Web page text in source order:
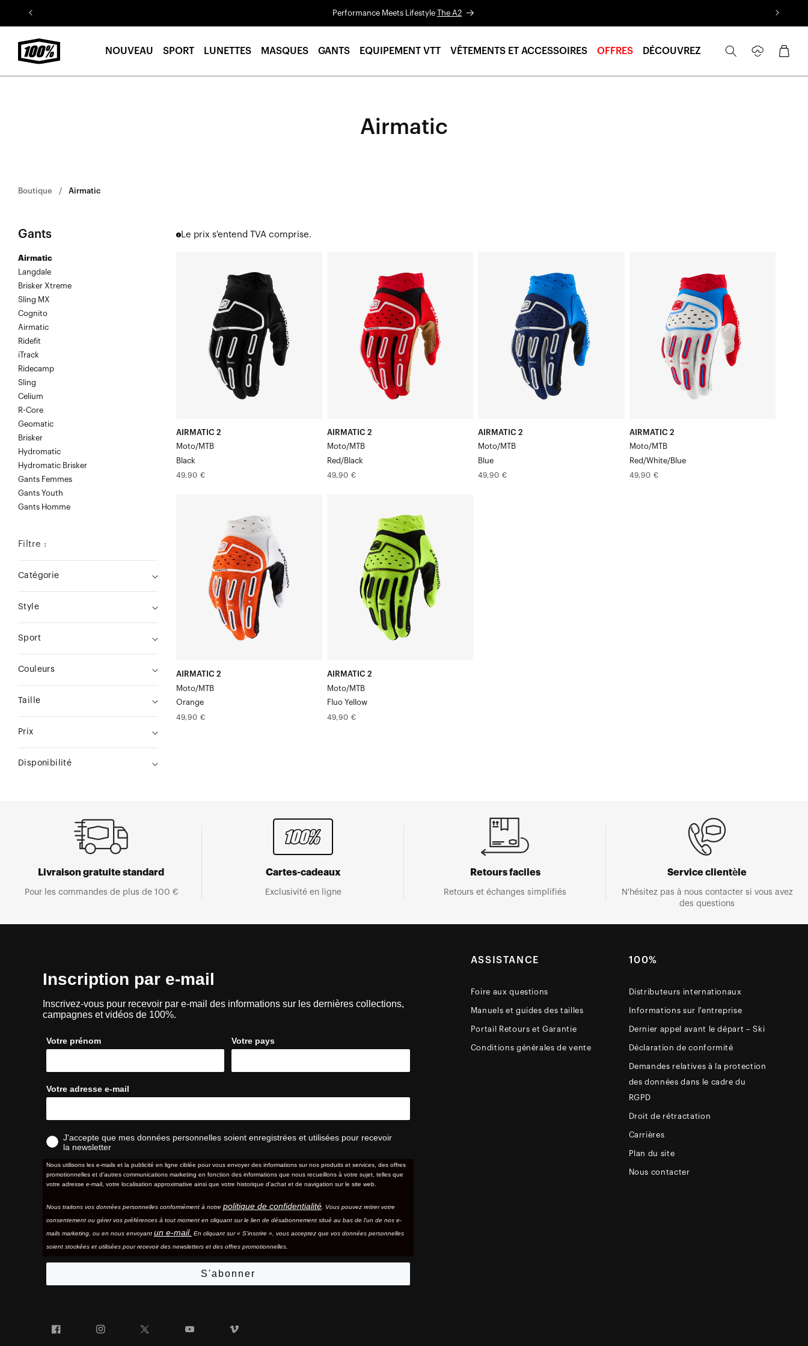
Aller au
contenu
Performance Meets Lifestyle The A2
NOUVEAU SPORT LUNETTES MASQUES GANTS EQUIPEMENT VTT VÊTEMENTS ET ACCESSOIRES OFFRES DÉCOUVREZ
connecter
Panier
Airmatic
Boutique Airmatic
Gants
Airmatic
Langdale
Brisker Xtreme
Sling MX
Cognito
Airmatic
Ridefit
iTrack
Ridecamp
Sling
Celium
R-Core
Geomatic
Brisker
Hydromatic
Hydromatic Brisker
Gants Femmes
Gants Youth
Gants Homme
Filtre :
Catégorie
Style
Sport
Couleurs
Taille
Prix
Disponibilité
Le prix s'entend TVA comprise.
AIRMATIC 2
Moto/MTB
Black
Prix
49,90 €
Rouge/Noir
AIRMATIC 2
Moto/MTB
Red/Black
Prix
49,90 €
AIRMATIC 2
Moto/MTB
Blue
Prix
49,90 €
Rouge/Blanc/Bleu
AIRMATIC 2
Moto/MTB
Red/White/Blue
Prix
49,90 €
AIRMATIC 2
Moto/MTB
Orange
Prix
49,90 €
AIRMATIC 2
Moto/MTB
Fluo Yellow
Prix
49,90 €
Livraison gratuite standard
Pour les commandes de plus de 100 €
Cartes-cadeaux
Exclusivité en ligne
Retours faciles
Retours et échanges simplifiés
Service clientèle
N'hésitez pas à nous contacter si vous avez
des questions
Inscription par e-mail
Inscrivez-vous pour recevoir par e-mail des informations sur les dernières collections,
campagnes et vidéos de 100%.
Votre prénom Votre pays
Votre adresse e-mail
J'accepte que mes données personnelles soient enregistrées et utilisées pour recevoir
la newsletter
Nous utilisons les e-mails et la publicité en ligne ciblée pour vous envoyer des informations sur nos produits et services, des offres
promotionnelles et d'autres communications marketing en fonction des informations que nous recueillons à votre sujet, telles que
votre adresse e-mail, votre localisation approximative ainsi que votre historique d'achat et de navigation sur le site web.
Nous traitons vos données personnelles conformément à notre politique de confidentialité. Vous pouvez retirer votre
consentement ou gérer vos préférences à tout moment en cliquant sur le lien de désabonnement situé au bas de l'un de nos e-
mails marketing, ou en nous envoyant un e-mail. En cliquant sur « S'inscrire », vous acceptez que vos données personnelles
soient stockées et utilisées pour recevoir des newsletters et des offres promotionnelles.
S'abonner
Facebook Instagram YouTube
ASSISTANCE
Foire aux questions
Manuels et guides des tailles
Portail Retours et Garantie
Conditions générales de vente
100%
Distributeurs internationaux
Informations sur l'entreprise
Dernier appel avant le départ – Ski
Déclaration de conformité
Demandes relatives à la protection
des données dans le cadre du
RGPD
Droit de rétractation
Carrières
Plan du site
Nous contacter